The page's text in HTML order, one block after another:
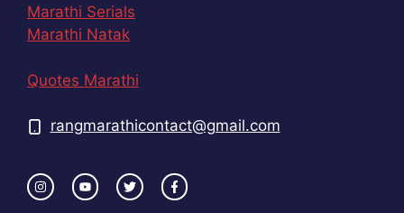
Marathi Serials
Marathi Natak
Quotes Marathi
rangmarathicontact@gmail.com